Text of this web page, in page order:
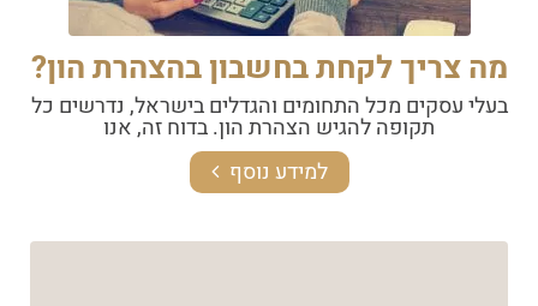
מה צריך לקחת בחשבון בהצהרת הון?
בעלי עסקים מכל התחומים והגדלים בישראל, נדרשים כל
תקופה להגיש הצהרת הון. בדוח זה, אנו
למידע נוסף